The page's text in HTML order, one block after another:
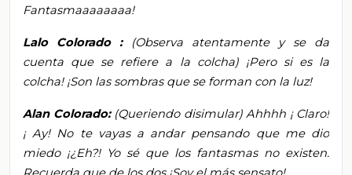
Fantasmaaaaaaaa!
Lalo Colorado :
(Observa atentamente y se da
cuenta que se refiere a la colcha) ¡Pero si es la
colcha! ¡Son las sombras que se forman con la luz!
Alan Colorado: (Queriendo disimular) Ahhhh ¡ Claro!
¡Ay! No te vayas a andar pensando que me dio
miedo ¡¿Eh?! Yo sé que los fantasmas no existen.